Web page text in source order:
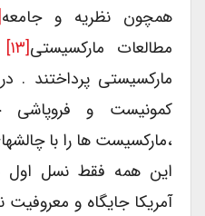
همچون نظریه و جامعه[۱۱]
مطالعات مارکسیستی[۱۳]
کمونیست و فروپاشی
،مارکسیست ها را با
این همه فقط نسل اول
آمریکا جایگاه و معروفیت